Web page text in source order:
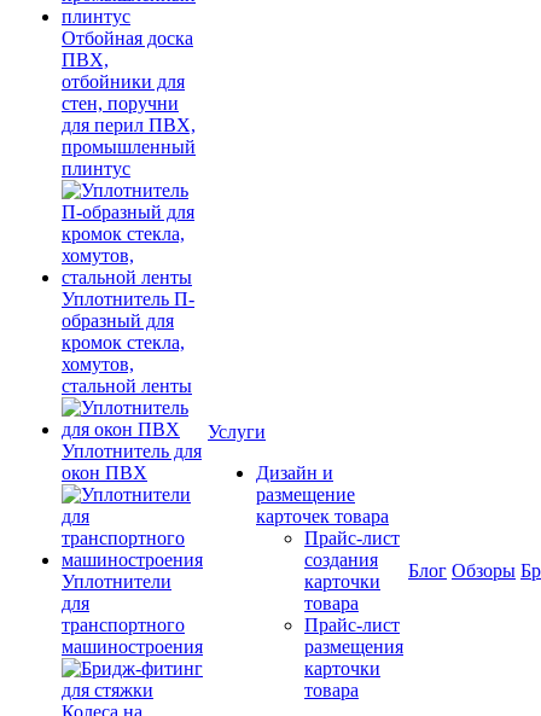
Отбойная доска
ПВХ,
отбойники для
стен, поручни
для перил ПВХ,
промышленный
плинтус
Уплотнитель П-
образный для
кромок стекла,
хомутов,
стальной ленты
Уплотнитель для
окон ПВХ
Уплотнители
для
транспортного
машиностроения
Услуги
Дизайн и
размещение
карточек товара
Прайс-лист
создания
карточки
товара
Прайс-лист
размещения
карточки
товара
Блог Обзоры